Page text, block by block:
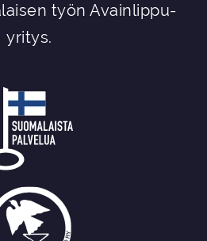
työn Avainlippu-
yritys.